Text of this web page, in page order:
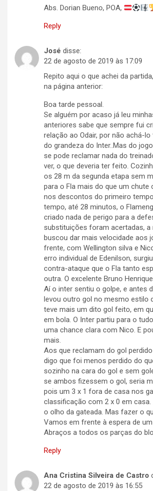
Abs. Dorian Bueno, POA,
Reply
José disse:
22 de agosto de 2019 às 17:09
Repito aqui o que achei da
na página anterior:
Boa tarde pessoal.
Se alguém por acaso já leu
anteriores sabe que sempre fui
relação ao Odair, por não achá-
do grandeza do Inter..Mas do
se pode reclamar nada do
ver, o que deveria ter feito.
os 28 m da segunda etapa sem
para o Fla mais do que um chute
nos descontos do primeiro
tempo, até 28 minutos, o
criado nada de perigo para a
substituições foram acertadas, a
buscou dar mais velocidade aos
frente, com Wellington silva e
erro individual de Edenilson,
contra-ataque que o Fla tanto
outra. O excelente Bruno
Aí o inter sentiu o golpe, e antes
levou outro gol no mesmo estilo
teve mais um dito gol feito, em
em bola. O Inter partiu para o
uma chance clara com Nico. E
mais.
Aos que reclamam do gol
digo que foi menos perdido do
sozinho na cara do gol e sem
se ambos fizessem o gol, seria
pois um 3 x 1 fora de casa nos
classificação com 2 x 0 em casa.
o olho da gateada. Mas fazer o
Vamos em frente à espera de
Abraços a todos os parças do
Reply
Ana Cristina Silveira de Castro
22 de agosto de 2019 às 16:55